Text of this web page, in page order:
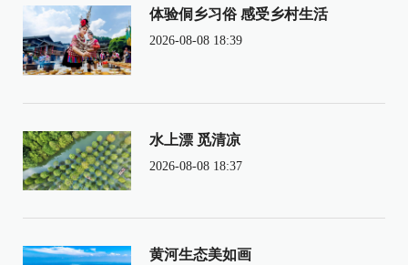
体验侗乡习俗 感受乡村生活
2026-08-08 18:39
水上漂 觅清凉
2026-08-08 18:37
黄河生态美如画